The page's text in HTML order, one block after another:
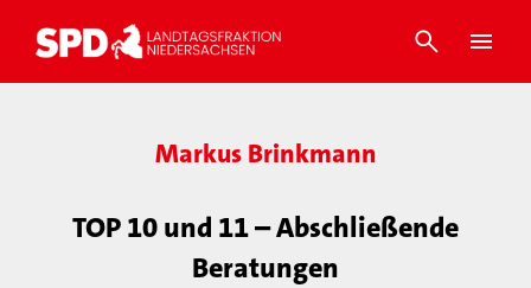
Markus Brinkmann
TOP 10 und 11 – Abschließende
Beratungen